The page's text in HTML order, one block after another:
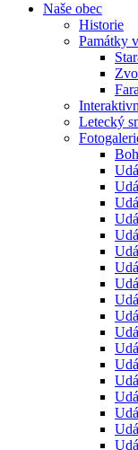
Naše obec
Historie
Památky
Fara
Letecký